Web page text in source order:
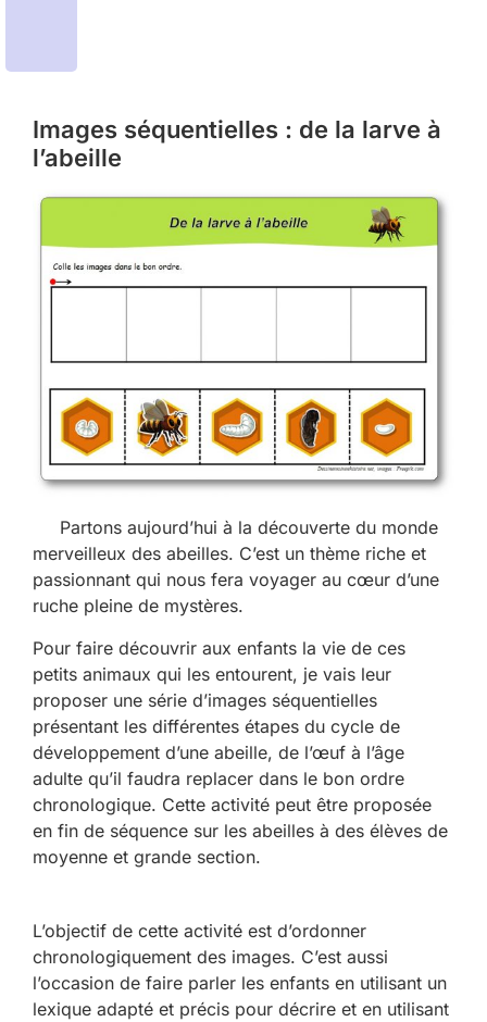
Images séquentielles : de la larve à
l’abeille
Partons aujourd’hui à la découverte du monde
merveilleux des abeilles. C’est un thème riche et
passionnant qui nous fera voyager au cœur d’une
ruche pleine de mystères.
Pour faire découvrir aux enfants la vie de ces
petits animaux qui les entourent, je vais leur
proposer une série d’images séquentielles
présentant les différentes étapes du cycle de
développement d’une abeille, de l’œuf à l’âge
adulte qu’il faudra replacer dans le bon ordre
chronologique. Cette activité peut être proposée
en fin de séquence sur les abeilles à des élèves de
moyenne et grande section.
L’objectif de cette activité est d’ordonner
chronologiquement des images. C’est aussi
l’occasion de faire parler les enfants en utilisant un
lexique adapté et précis pour décrire et en utilisant